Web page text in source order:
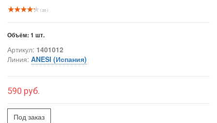
( 20 )
Объём: 1 шт.
Артикул: 1401012
Линия: ANESI (Испания)
590 руб.
Под заказ